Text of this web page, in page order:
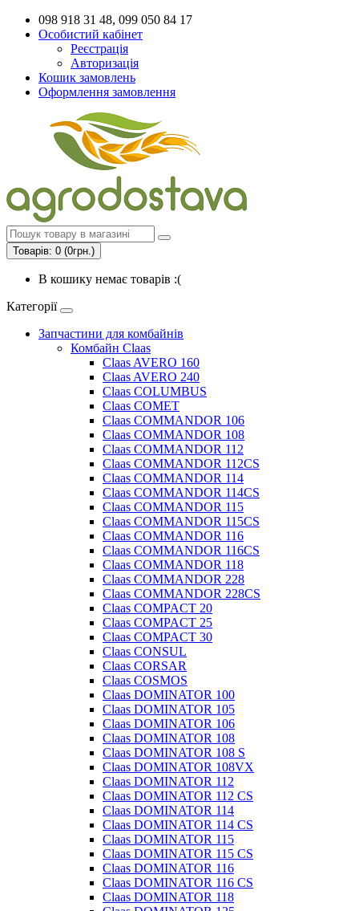
098 918 31 48, 099 050 84 17
Особистий кабінет
Реєстрація
Авторизація
Кошик замовлень
Оформлення замовлення
Товарів: 0 (0грн.)
В кошику немає товарів :(
Категорії
Запчастини для комбайнів
Комбайн Claas
Claas AVERO 160
Claas AVERO 240
Claas COLUMBUS
Claas COMET
Claas COMMANDOR 106
Claas COMMANDOR 108
Claas COMMANDOR 112
Claas COMMANDOR 112CS
Claas COMMANDOR 114
Claas COMMANDOR 114CS
Claas COMMANDOR 115
Claas COMMANDOR 115CS
Claas COMMANDOR 116
Claas COMMANDOR 116CS
Claas COMMANDOR 118
Claas COMMANDOR 228
Claas COMMANDOR 228CS
Claas COMPACT 20
Claas COMPACT 25
Claas COMPACT 30
Claas CONSUL
Claas CORSAR
Claas COSMOS
Claas DOMINATOR 100
Claas DOMINATOR 105
Claas DOMINATOR 106
Claas DOMINATOR 108
Claas DOMINATOR 108 S
Claas DOMINATOR 108VX
Claas DOMINATOR 112
Claas DOMINATOR 112 CS
Claas DOMINATOR 114
Claas DOMINATOR 114 CS
Claas DOMINATOR 115
Claas DOMINATOR 115 CS
Claas DOMINATOR 116
Claas DOMINATOR 116 CS
Claas DOMINATOR 118